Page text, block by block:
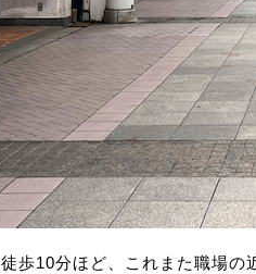
歩10分ほど、これまた職場の